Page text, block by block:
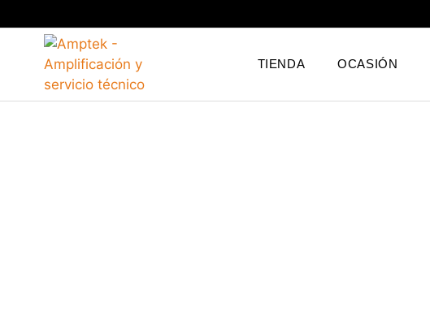
TIENDA OCASIÓN